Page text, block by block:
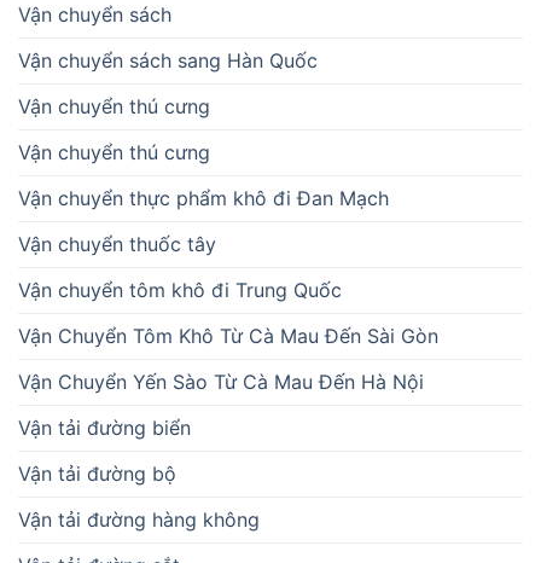
Vận chuyển sách
Vận chuyển sách sang Hàn Quốc
Vận chuyển thú cưng
Vận chuyển thú cưng
Vận chuyển thực phẩm khô đi Đan Mạch
Vận chuyển thuốc tây
Vận chuyển tôm khô đi Trung Quốc
Vận Chuyển Tôm Khô Từ Cà Mau Đến Sài Gòn
Vận Chuyển Yến Sào Từ Cà Mau Đến Hà Nội
Vận tải đường biển
Vận tải đường bộ
Vận tải đường hàng không